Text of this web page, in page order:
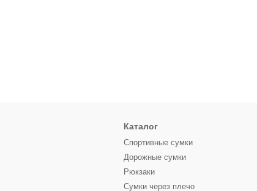
Каталог
Спортивные сумки
Дорожные сумки
Рюкзаки
Сумки через плечо